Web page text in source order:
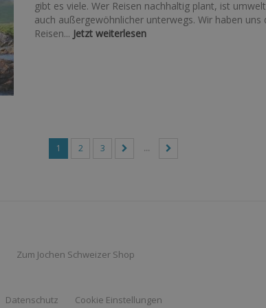
gibt es viele. Wer Reisen nachhaltig plant, ist
auch außergewöhnlicher unterwegs. Wir haben
Reisen... Jetzt weiterlesen
1 2 3 ...
Zum Jochen Schweizer Shop
Datenschutz Cookie Einstellungen